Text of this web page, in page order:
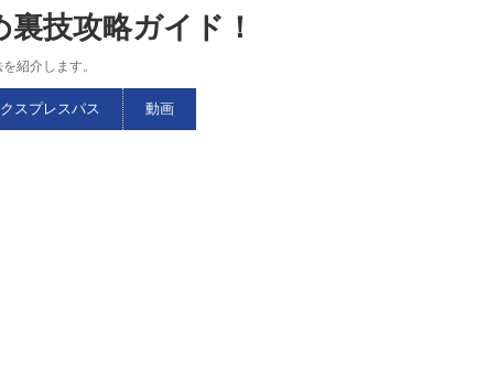
技攻略ガイド！
紹介します。
スプレスパス 動画